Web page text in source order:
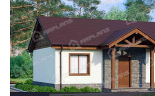
Прикрепить файл
Согласен на обработку персональных
This site is protected by reCAPTCHA and the GooglePrivacy
ОТПРАВИТЬ